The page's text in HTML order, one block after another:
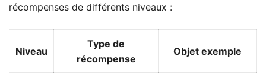
récompenses de différents niveaux :
Niveau
Type de
récompense
Objet exemple